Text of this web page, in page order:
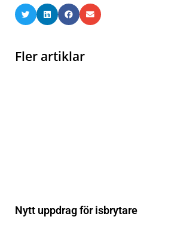
Fler artiklar
Nytt uppdrag för isbrytare